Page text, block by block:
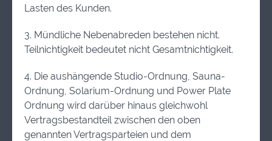
Lasten des Kunden.
3. Mündliche Nebenabreden bestehen nicht.
Teilnichtigkeit bedeutet nicht Gesamtnichtigkeit.
4. Die aushängende Studio-Ordnung, Sauna-
Ordnung, Solarium-Ordnung und Power Plate
Ordnung wird darüber hinaus gleichwohl
Vertragsbestandteil zwischen den oben
genannten Vertragsparteien und dem